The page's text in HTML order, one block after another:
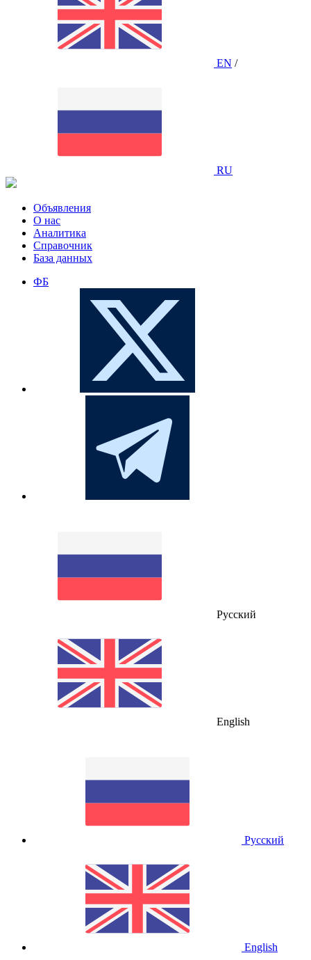
EN /
RU
Объявления
О нас
Аналитика
Справочник
База данных
ФБ
Русский
English
Русский
English